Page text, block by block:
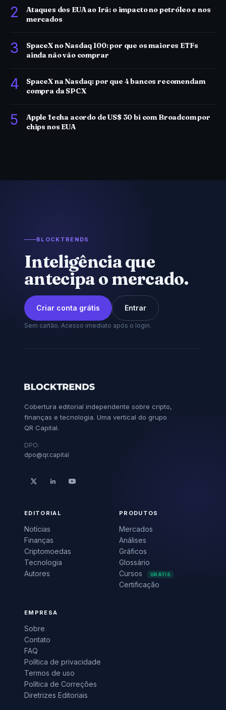
2
Ataques dos EUA ao Irã: o impacto no petróleo e nos
mercados
3
SpaceX no Nasdaq 100: por que os maiores ETFs
ainda não vão comprar
4
SpaceX na Nasdaq: por que 4 bancos recomendam
compra da SPCX
5
Apple fecha acordo de US$ 30 bi com Broadcom por
chips nos EUA
BLOCKTRENDS
Inteligência que
antecipa o mercado.
Criar conta grátis Entrar
Sem cartão. Acesso imediato após o login.
Cobertura editorial independente sobre cripto,
finanças e tecnologia. Uma vertical do grupo
QR Capital.
DPO:
dpo@qr.capital
EDITORIAL
Notícias
Finanças
Criptomoedas
Tecnologia
Autores
PRODUTOS
Mercados
Análises
Gráficos
Glossário
Cursos
GRÁTIS
Certificação
EMPRESA
Sobre
Contato
FAQ
Política de privacidade
Termos de uso
Política de Correções
Diretrizes Editoriais